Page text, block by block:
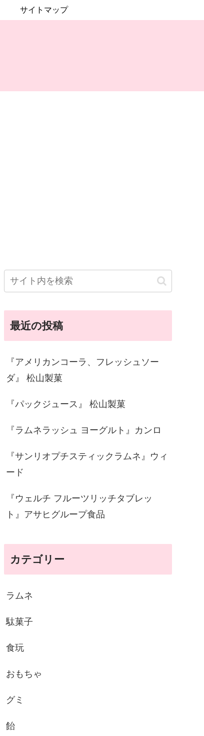
サイトマップ
最近の投稿
『アメリカンコーラ、フレッシュソー
ダ』 松山製菓
『パックジュース』 松山製菓
『ラムネラッシュ ヨーグルト』カンロ
『サンリオプチスティックラムネ』ウィ
ード
『ウェルチ フルーツリッチタブレッ
ト』アサヒグループ食品
カテゴリー
ラムネ
駄菓子
食玩
おもちゃ
グミ
飴